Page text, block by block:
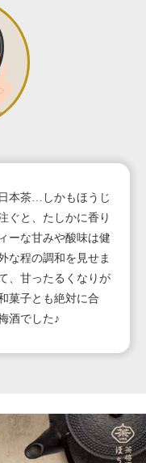
本茶…しかもほうじ
ぐと、たしかに香り
ーな甘みや酸味は健
な程の調和を見せま
、甘ったるくなりが
菓子とも絶対に合
酒でした♪